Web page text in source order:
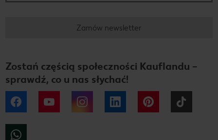
Zamów newsletter
Zostań częścią społeczności Kauflandu –
sprawdź, co u nas słychać!
Facebook YouTube Instagram LinkedIn Pinterest